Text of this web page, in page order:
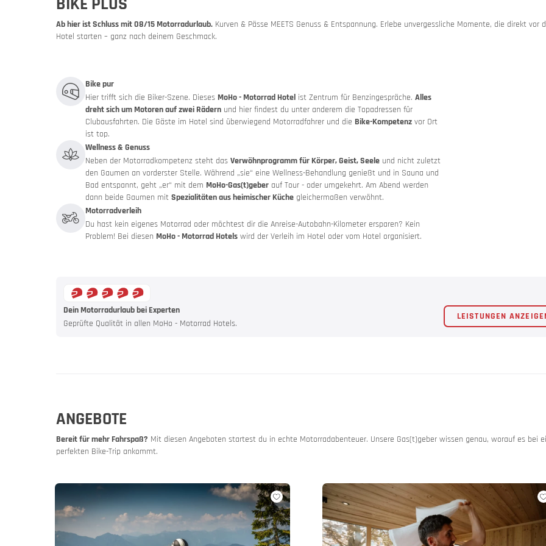
Katalog
Ab hier ist Schluss mit 08/15 Motorradurlaub. Kurven & Pässe MEETS Genuss & Entspannung. Erlebe unvergessliche Momente, die direkt vor
Hotel starten – ganz nach deinem Geschmack.
Bike pur
Hier trifft sich die Biker-Szene. Dieses MoHo - Motorrad Hotel ist Zentrum für Benzingespräche. Alles
dreht sich um Motoren auf zwei Rädern und hier findest du unter anderem die Topadressen für
Clubausfahrten. Die Gäste im Hotel sind überwiegend Motorradfahrer und die Bike-Kompetenz vor Ort
ist top.
Wellness & Genuss
Neben der Motorradkompetenz steht das Verwöhnprogramm für Körper, Geist, Seele und nicht zuletzt
den Gaumen an vorderster Stelle. Während „sie“ eine Wellness-Behandlung genießt und in Sauna und
Bad entspannt, geht „er“ mit dem MoHo-Gas(t)geber auf Tour - oder umgekehrt. Am Abend werden
dann beide Gaumen mit Spezialitäten aus heimischer Küche gleichermaßen verwöhnt.
Motorradverleih
Du hast kein eigenes Motorrad oder möchtest dir die Anreise-Autobahn-Kilometer ersparen? Kein
Problem! Bei diesen MoHo - Motorrad Hotels wird der Verleih im Hotel oder vom Hotel organisiert.
Dein Motorradurlaub bei Experten
Geprüfte Qualität in allen MoHo - Motorrad Hotels.
LEISTUNGEN
ANGEBOTE
Bereit für mehr Fahrspaß? Mit diesen Angeboten startest du in echte Motorradabenteuer. Unsere Gas(t)geber wissen genau, worauf es bei
perfekten Bike-Trip ankommt.